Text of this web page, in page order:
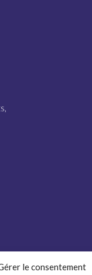
le consentement